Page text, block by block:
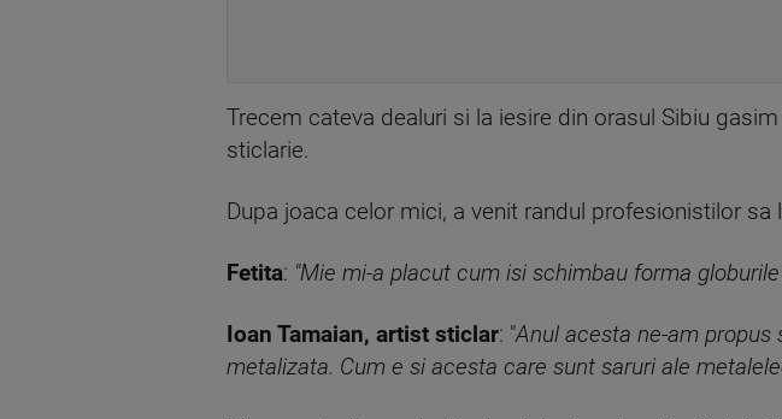
Trecem cateva dealuri si la iesire din orasul Sibiu
sticlarie.
Dupa joaca celor mici, a venit randul profesionistilor
Fetita: "Mie mi-a placut cum isi schimbau forma
Ioan Tamaian, artist sticlar: "Anul acesta ne-am
metalizata. Cum e si acesta care sunt saruri ale